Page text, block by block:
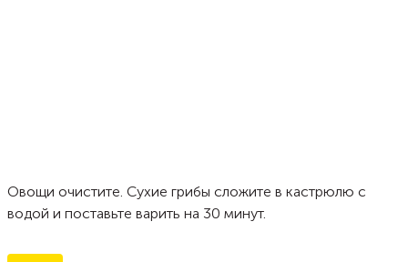
Овощи очистите. Сухие грибы сложите в кастрюлю с
водой и поставьте варить на 30 минут.